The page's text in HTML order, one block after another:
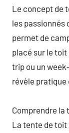
Le concept de
les passionnés
permet de
placé sur le toit
trip ou un
révèle
Comprendre la
La tente de